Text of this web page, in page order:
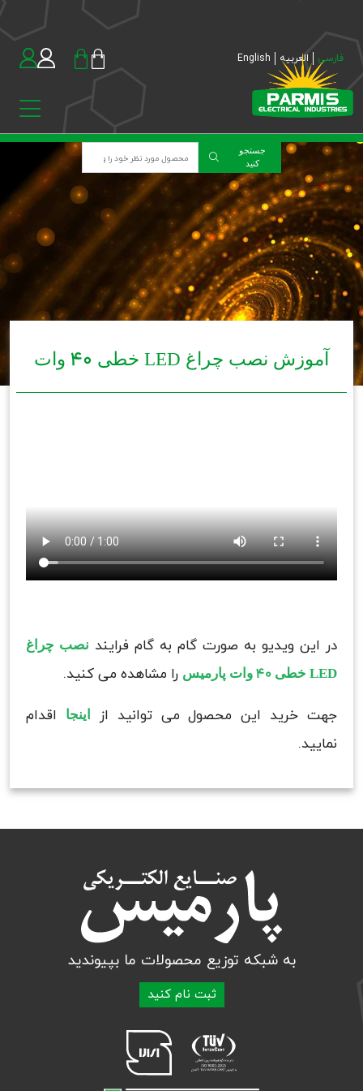
فارسی العربیه English
جستجو
کنید
آموزش نصب چراغ LED خطی 40 وات
در این ویدیو به صورت گام به گام فرایند نصب چراغ
LED خطی 40 وات پارمیس
را مشاهده می کنید.
جهت خرید این محصول می توانید از اینجا اقدام
نمایید.
به شبکه توزیع محصولات ما بپیوندید
ثبت نام کنید